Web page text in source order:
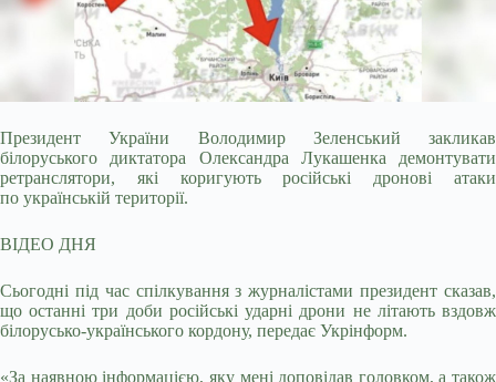
Президент України Володимир Зеленський закликав
білоруського диктатора Олександра Лукашенка демонтувати
ретранслятори, які коригують російські дронові атаки
по українській території.
ВІДЕО ДНЯ
Сьогодні під час спілкування з журналістами президент сказав,
що останні три доби російські ударні дрони не літають вздовж
білорусько-українського кордону, передає Укрінформ.
«За наявною інформацією, яку мені доповідав головком, а також